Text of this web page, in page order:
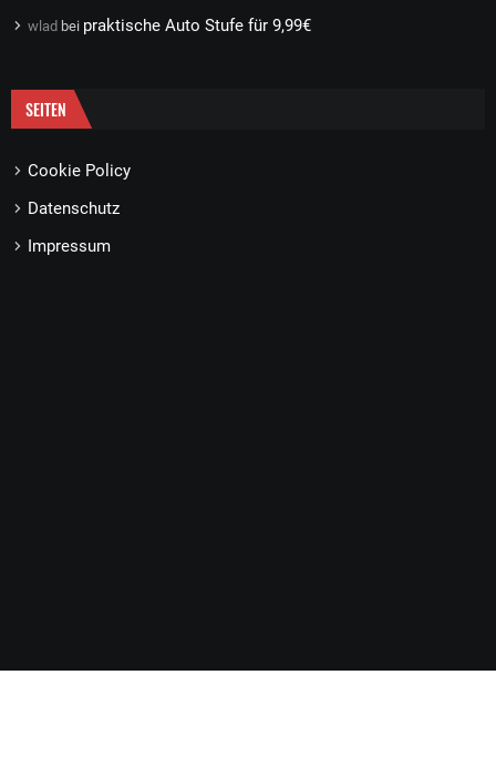
wlad bei praktische Auto Stufe für 9,99€
SEITEN
Cookie Policy
Datenschutz
Impressum